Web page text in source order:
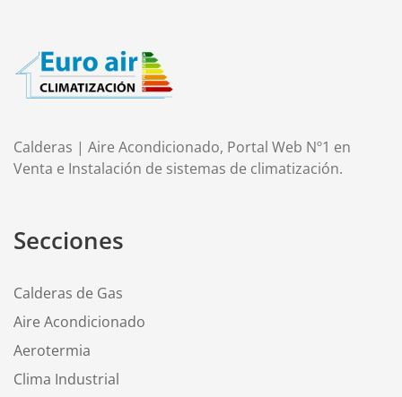
Calderas | Aire Acondicionado, Portal Web Nº1 en
Venta e Instalación de sistemas de climatización.
Secciones
Calderas de Gas
Aire Acondicionado
Aerotermia
Clima Industrial